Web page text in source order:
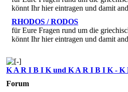
könnt Ihr hier eintragen und damit
RHODOS / RODOS
für Eure Fragen rund um die
könnt Ihr hier eintragen und damit
K A R I B I K und K A R I B I K - K
Forum